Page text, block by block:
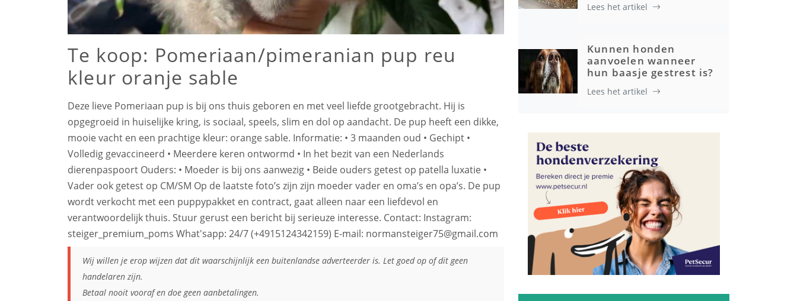
Te koop: Pomeriaan/pimeranian pup reu
kleur oranje sable
Deze lieve Pomeriaan pup is bij ons thuis geboren en met veel liefde grootgebracht. Hij is
opgegroeid in huiselijke kring, is sociaal, speels, slim en dol op aandacht. De pup heeft een dikke,
mooie vacht en een prachtige kleur: orange sable. Informatie: • 3 maanden oud • Gechipt •
Volledig gevaccineerd • Meerdere keren ontwormd • In het bezit van een Nederlands
dierenpaspoort Ouders: • Moeder is bij ons aanwezig • Beide ouders getest op patella luxatie •
Vader ook getest op CM/SM Op de laatste foto’s zijn zijn moeder vader en oma’s en opa’s. De pup
wordt verkocht met een puppypakket en contract, gaat alleen naar een liefdevol en
verantwoordelijk thuis. Stuur gerust een bericht bij serieuze interesse. Contact: Instagram:
steiger_premium_poms What'sapp: 24/7 (+4915124342159) E-mail: normansteiger75@gmail.com
Wij willen je erop wijzen dat dit waarschijnlijk een buitenlandse adverteerder is. Let goed op of dit geen
handelaren zijn.
Betaal nooit vooraf en doe geen aanbetalingen.
Lees het artikel
Kunnen honden
aanvoelen wanneer
hun baasje gestrest is?
Lees het artikel